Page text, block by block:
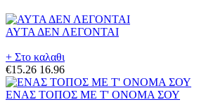
ΑΥΤΑ ΔΕΝ ΛΕΓΟΝΤΑΙ
+ Στο καλαθι
€15.26 16.96
ΕΝΑΣ ΤΟΠΟΣ ΜΕ Τ' ΟΝΟΜΑ ΣΟΥ